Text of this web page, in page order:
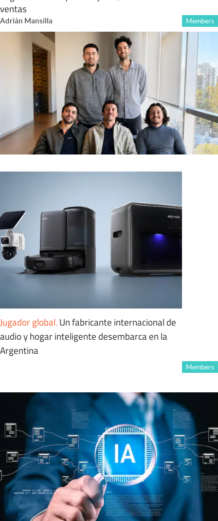
ventas
Adrián Mansilla Members
Jugador global. Un fabricante internacional de
audio y hogar inteligente desembarca en la
Argentina
Members